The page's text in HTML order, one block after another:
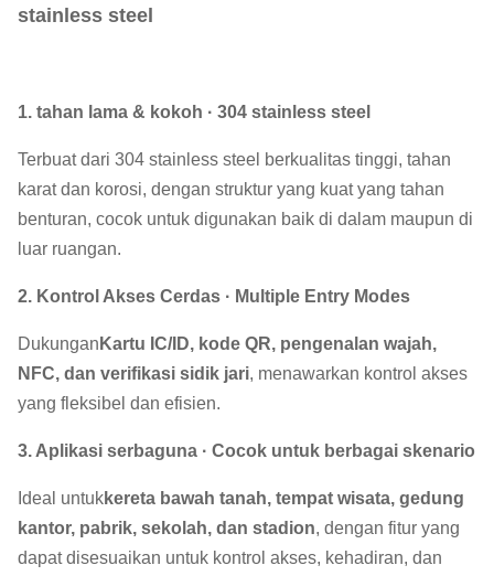
stainless steel
1. tahan lama & kokoh · 304 stainless steel
Terbuat dari 304 stainless steel berkualitas tinggi, tahan
karat dan korosi, dengan struktur yang kuat yang tahan
benturan, cocok untuk digunakan baik di dalam maupun di
luar ruangan.
2. Kontrol Akses Cerdas · Multiple Entry Modes
Dukungan Kartu IC/ID, kode QR, pengenalan wajah,
NFC, dan verifikasi sidik jari, menawarkan kontrol akses
yang fleksibel dan efisien.
3. Aplikasi serbaguna · Cocok untuk berbagai skenario
Ideal untukkereta bawah tanah, tempat wisata, gedung
kantor, pabrik, sekolah, dan stadion, dengan fitur yang
dapat disesuaikan untuk kontrol akses, kehadiran, dan